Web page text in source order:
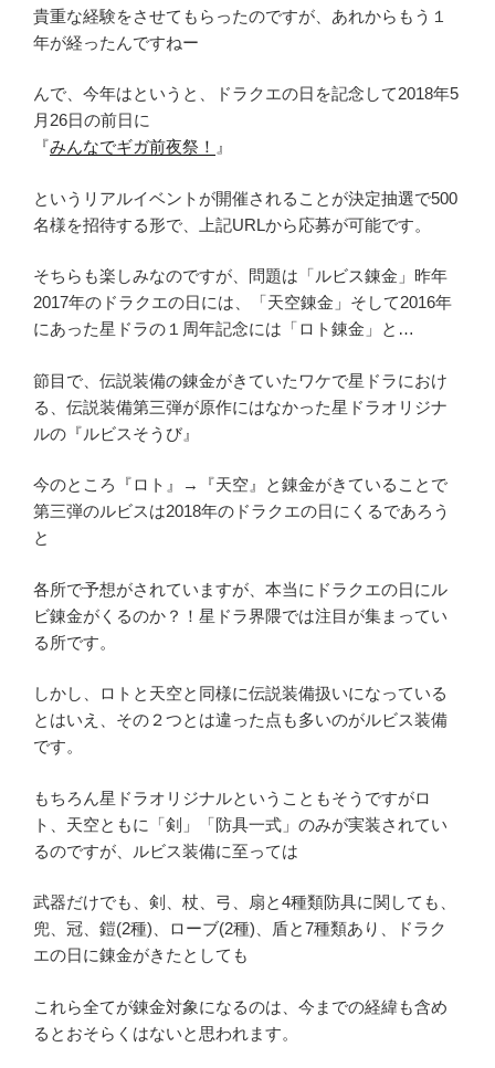
貴重な経験をさせてもらったのですが、あれからもう１
年が経ったんですねー
んで、今年はというと、ドラクエの日を記念して2018年5
月26日の前日に
『みんなでギガ前夜祭！ 』
というリアルイベントが開催されることが決定抽選で500
名様を招待する形で、上記URLから応募が可能です。
そちらも楽しみなのですが、問題は「ルビス錬金」昨年
2017年のドラクエの日には、「天空錬金」そして2016年
にあった星ドラの１周年記念には「ロト錬金」と…
節目で、伝説装備の錬金がきていたワケで星ドラにおけ
る、伝説装備第三弾が原作にはなかった星ドラオリジナ
ルの『ルビスそうび』
今のところ『ロト』→『天空』と錬金がきていることで
第三弾のルビスは2018年のドラクエの日にくるであろう
と
各所で予想がされていますが、本当にドラクエの日にル
ビ錬金がくるのか？！星ドラ界隈では注目が集まってい
る所です。
しかし、ロトと天空と同様に伝説装備扱いになっている
とはいえ、その２つとは違った点も多いのがルビス装備
です。
もちろん星ドラオリジナルということもそうですがロ
ト、天空ともに「剣」「防具一式」のみが実装されてい
るのですが、ルビス装備に至っては
武器だけでも、剣、杖、弓、扇と4種類防具に関しても、
兜、冠、鎧(2種)、ローブ(2種)、盾と7種類あり、ドラク
エの日に錬金がきたとしても
これら全てが錬金対象になるのは、今までの経緯も含め
るとおそらくはないと思われます。